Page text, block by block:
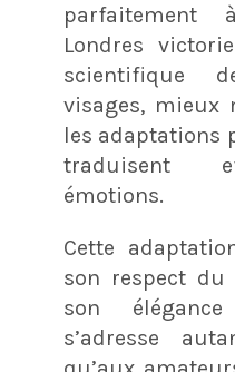
parfaitement
Londres
scientifique
visages, mieux
les adaptations
traduisent
émotions.
Cette
son respect du
son
s’adresse